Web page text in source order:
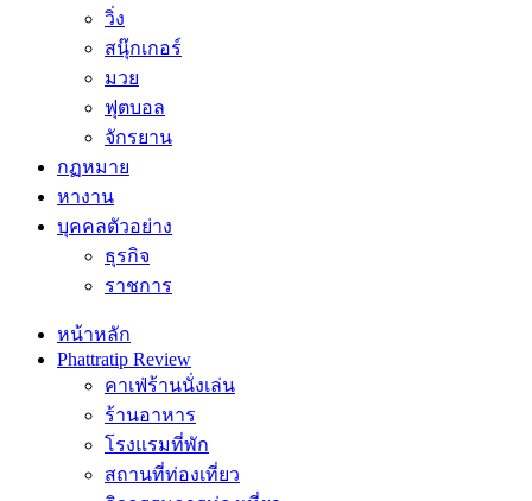
วิ่ง
สนุ๊กเกอร์
มวย
ฟุตบอล
จักรยาน
กฏหมาย
หางาน
บุคคลตัวอย่าง
ธุรกิจ
ราชการ
หน้าหลัก
Phattratip Review
คาเฟ่ร้านนั่งเล่น
ร้านอาหาร
โรงแรมที่พัก
สถานที่ท่องเที่ยว